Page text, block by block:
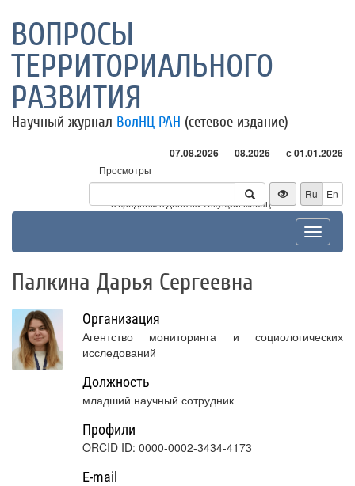
ВОПРОСЫ
ТЕРРИТОРИАЛЬНОГО
РАЗВИТИЯ
Научный журнал ВолНЦ РАН (сетевое издание)
07.08.2026 08.2026 с 01.01.2026
Просмотры
Посетители
* - в среднем в день за текущий месяц
Ru En
Toggle
Палкина Дарья Сергеевна
Организация
Агентство мониторинга и социологических
исследований
Должность
младший научный сотрудник
Профили
ORCID ID: 0000-0002-3434-4173
E-mail